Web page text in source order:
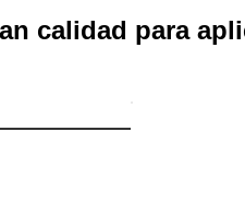
calidad para